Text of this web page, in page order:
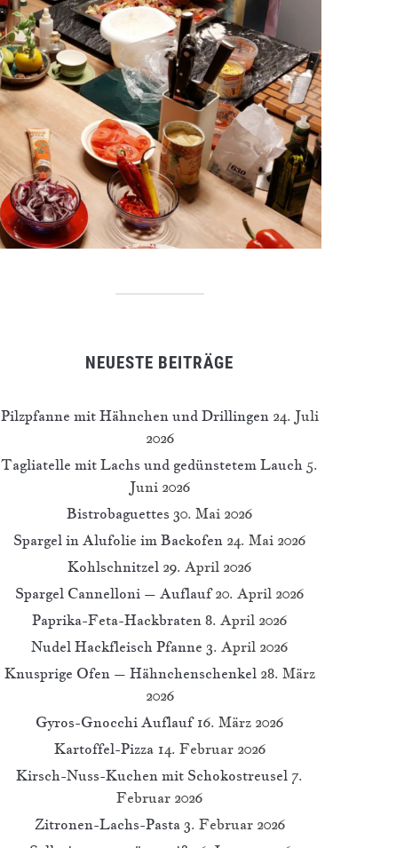
NEUESTE BEITRÄGE
Pilzpfanne mit Hähnchen und Drillingen 24. Juli
2026
Tagliatelle mit Lachs und gedünstetem Lauch 5.
Juni 2026
Bistrobaguettes 30. Mai 2026
Spargel in Alufolie im Backofen 24. Mai 2026
Kohlschnitzel 29. April 2026
Spargel Cannelloni – Auflauf 20. April 2026
Paprika-Feta-Hackbraten 8. April 2026
Nudel Hackfleisch Pfanne 3. April 2026
Knusprige Ofen – Hähnchenschenkel 28. März
2026
Gyros-Gnocchi Auflauf 16. März 2026
Kartoffel-Pizza 14. Februar 2026
Kirsch-Nuss-Kuchen mit Schokostreusel 7.
Februar 2026
Zitronen-Lachs-Pasta 3. Februar 2026